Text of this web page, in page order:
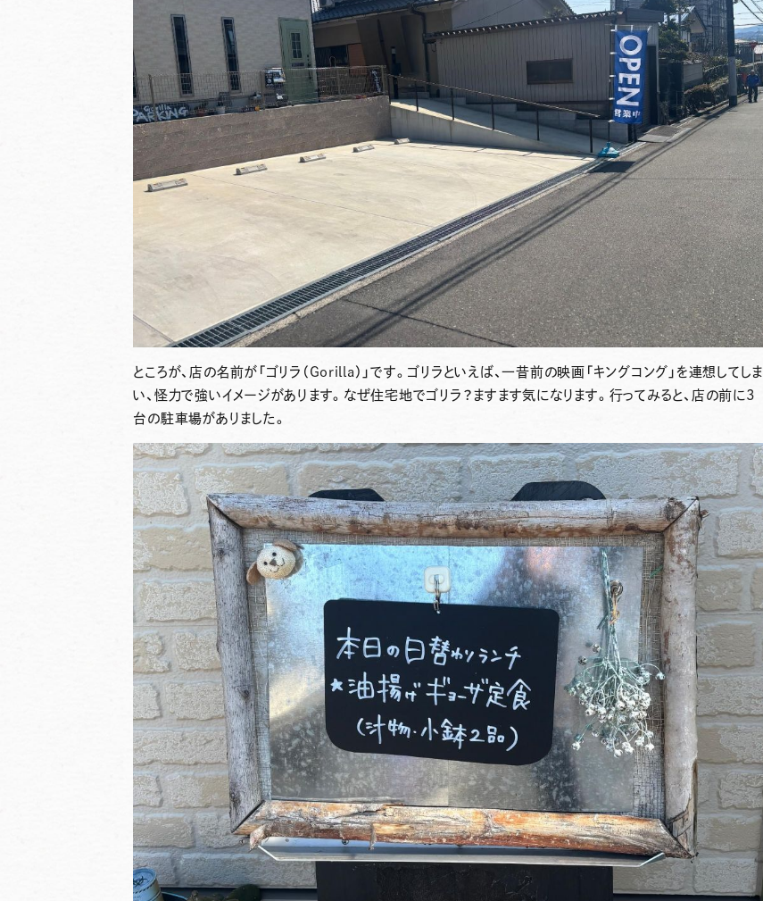
ところが、店の名前が「ゴリラ（Gorilla）」です。ゴリラといえば、一昔前の映画「キングコング」を連想してしま
い、怪力で強いイメージがあります。なぜ住宅地でゴリラ？ますます気になります。行ってみると、店の前に3
台の駐車場がありました。